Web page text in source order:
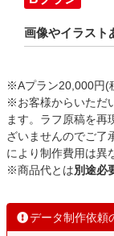
画像やイラスト
※Aプラン20,000円(
※お客様からいただ
ます。ラフ原稿を再
ざいませんのでご了
により制作費用は異
※商品代とは別途必
データ制作依頼